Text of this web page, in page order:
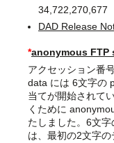
34,722,270,677
DAD Release
*anonymous FTP
アクセッション番
data には 6文字の
当てが開始されて
くために
たしました。6文
は、最初の2文字